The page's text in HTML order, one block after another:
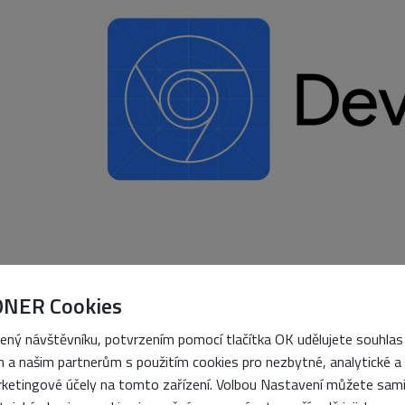
Cookies
návštěvníku, potvrzením pomocí tlačítka OK udělujete souhlas
a našim partnerům s použitím cookies pro nezbytné, analytické a
účely na tomto zařízení. Volbou Nastavení můžete sami
Nejde už jen o inspektor HTML a CSS. DevTools
nástroj, který slouží k ladění struktury stránky a
běhu JavaScriptu, analýze síťové komunikace a
kontrole cache, úložišť a service workerů nebo